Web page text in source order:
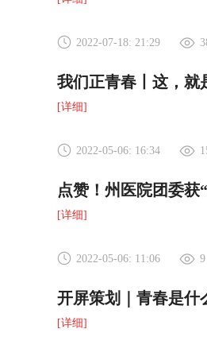
2022-07-18: 21:29
我们正青春丨这，就
[详细]
2022-05-06: 16:34
点赞！州医院团委获
[详细]
2022-05-06: 11:06 9
开屏策划｜青春是什
[详细]